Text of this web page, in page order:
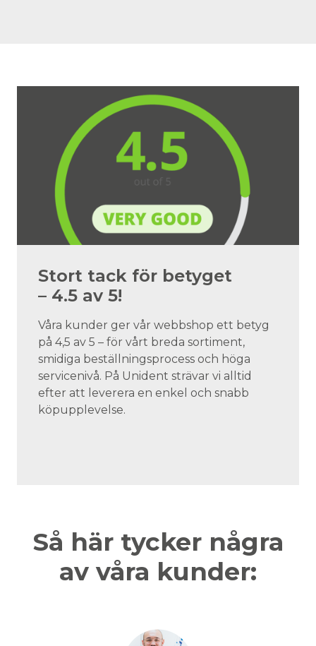
Stort tack för betyget
– 4.5 av 5!
Våra kunder ger vår webbshop ett betyg
på 4,5 av 5 – för vårt breda sortiment,
smidiga beställningsprocess och höga
servicenivå. På Unident strävar vi alltid
efter att leverera en enkel och snabb
köpupplevelse.
Så här tycker några
av våra kunder: